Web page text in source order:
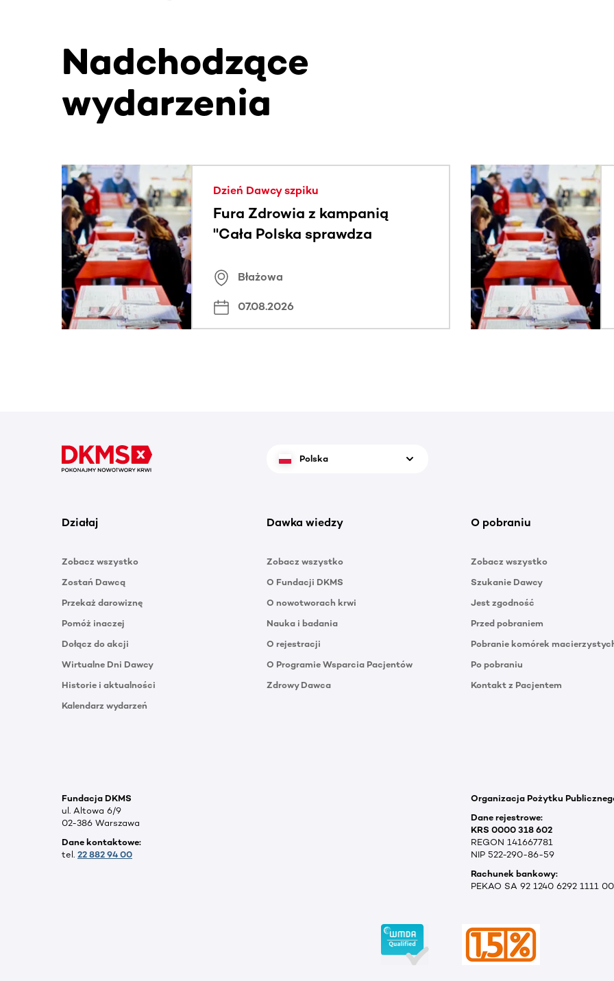
Nadchodzące
wydarzenia
Ta sekcja zawiera treści przewijane w poziomie. Użyj klawisza Tab lub przesuń palcem, aby zobaczyć
Dzień Dawcy szpiku
Fura Zdrowia z kampanią
"Cała Polska sprawdza
Błażowa
07.08.2026
Polska
Działaj
Zobacz wszystko
Zostań Dawcą
Przekaż darowiznę
Pomóż inaczej
Dołącz do akcji
Wirtualne Dni Dawcy
Historie i aktualności
Kalendarz wydarzeń
Dawka wiedzy
Zobacz wszystko
O Fundacji DKMS
O nowotworach krwi
Nauka i badania
O rejestracji
O Programie Wsparcia Pacjentów
Zdrowy Dawca
O pobraniu
Zobacz wszystko
Szukanie Dawcy
Jest zgodność
Przed pobraniem
Pobranie komórek
Po pobraniu
Kontakt z Pacjentem
Fundacja DKMS
ul. Altowa 6/9
02-386 Warszawa
Dane kontaktowe:
tel. 22 882 94 00
Organizacja Pożytku
Dane rejestrowe:
KRS 0000 318 602
REGON 141667781
NIP 522-290-86-59
Rachunek bankowy:
PEKAO SA 92 1240 6292 1111